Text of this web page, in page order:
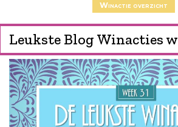
Winactie overzicht
Leukste Blog Winacties